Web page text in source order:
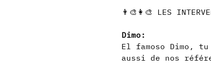
Dimo:
El famoso Dimo,
aussi de nos